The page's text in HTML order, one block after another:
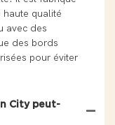
qualité
avec des
des bords
pour éviter
City peut-